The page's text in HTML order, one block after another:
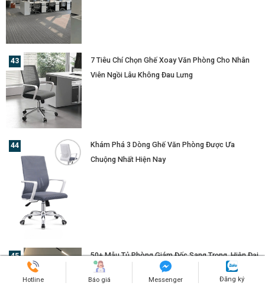
7 Tiêu Chí Chọn Ghế Xoay Văn Phòng Cho Nhân
Viên Ngồi Lâu Không Đau Lưng
Khám Phá 3 Dòng Ghế Văn Phòng Được Ưa
Chuộng Nhất Hiện Nay
50+ Mẫu Tủ Phòng Giám Đốc Sang Trọng, Hiện Đại
Và Tối Ưu Không Gian
Hotline Báo giá Messenger Đăng ký